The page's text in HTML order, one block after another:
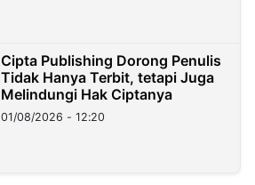
Cipta Publishing Dorong Penulis
Tidak Hanya Terbit, tetapi Juga
Melindungi Hak Ciptanya
01/08/2026 - 12:20